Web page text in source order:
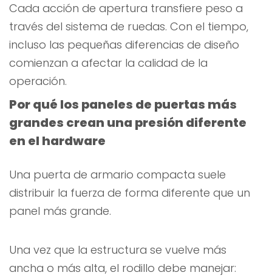
Cada acción de apertura transfiere peso a
través del sistema de ruedas. Con el tiempo,
incluso las pequeñas diferencias de diseño
comienzan a afectar la calidad de la
operación.
Por qué los paneles de puertas más
grandes crean una presión diferente
en el hardware
Una puerta de armario compacta suele
distribuir la fuerza de forma diferente que un
panel más grande.
Una vez que la estructura se vuelve más
ancha o más alta, el rodillo debe manejar: